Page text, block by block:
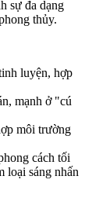
sự đa dạng
thủy.
luyện, hợp
mạnh ở "cú
môi trường
cách tối
loại sáng nhấn